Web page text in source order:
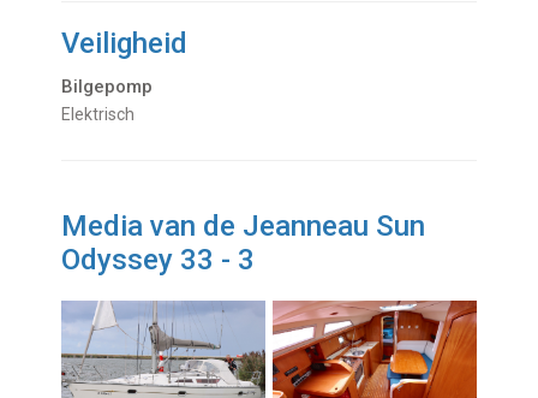
Veiligheid
Bilgepomp
Elektrisch
Media van de Jeanneau Sun
Odyssey 33 - 3